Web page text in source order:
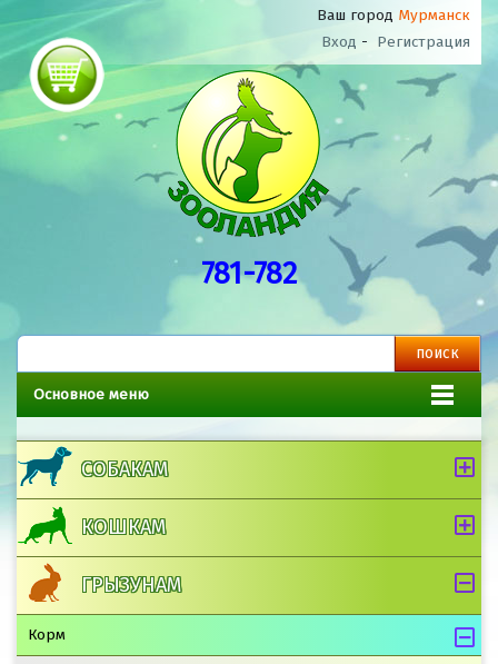
Ваш город Мурманск
Вход - Регистрация
781-782
Основное меню
СОБАКАМ
КОШКАМ
ГРЫЗУНАМ
Корм